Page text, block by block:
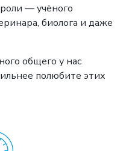
— учёного
биолога и даже
общего у нас
полюбите этих